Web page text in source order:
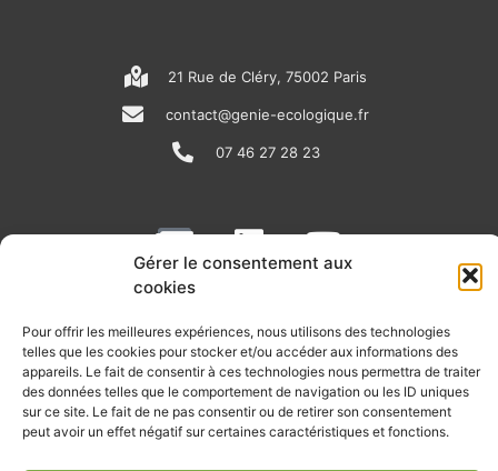
Gérer le consentement aux
cookies
Pour offrir les meilleures expériences, nous utilisons des technologies
telles que les cookies pour stocker et/ou accéder aux informations des
appareils. Le fait de consentir à ces technologies nous permettra de traiter
des données telles que le comportement de navigation ou les ID uniques
sur ce site. Le fait de ne pas consentir ou de retirer son consentement
peut avoir un effet négatif sur certaines caractéristiques et fonctions.
21 Rue de Cléry, 75002 Paris
contact@genie-ecologique.fr
07 46 27 28 23
N
e
w
s
p
a
p
e
L
i
k
e
d
i
n
Y
o
t
u
b
e
Retrouvez tous les mois les articles terrain de nos adhérents, les
rendez-vous importants de la filière, nos offres de stages et
d’emplois…